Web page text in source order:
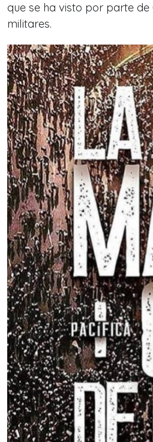
que se ha visto por parte
militares.